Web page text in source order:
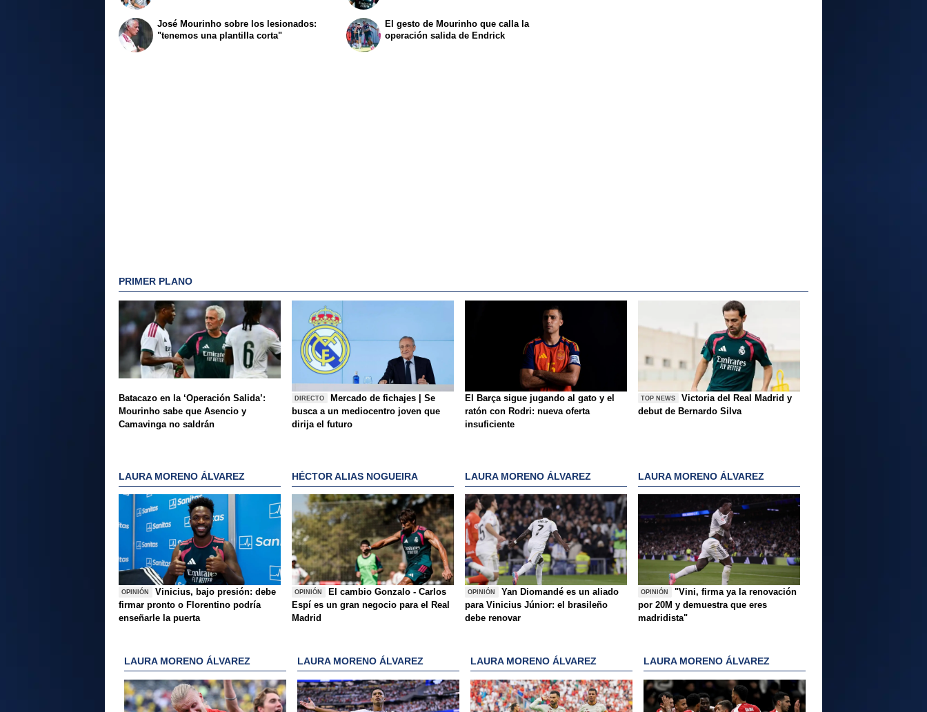
José Mourinho sobre los lesionados:
"tenemos una plantilla corta"
El gesto de Mourinho que calla la
operación salida de Endrick
PRIMER PLANO
Batacazo en la ‘Operación Salida’:
Mourinho sabe que Asencio y
Camavinga no saldrán
DIRECTO
Mercado de fichajes | Se
busca a un mediocentro joven que
dirija el futuro
El Barça sigue jugando al gato y el
ratón con Rodri: nueva oferta
insuficiente
TOP NEWS
Victoria del Real Madrid y
debut de Bernardo Silva
LAURA MORENO ÁLVAREZ
OPINIÓN
Vinicius, bajo presión: debe
firmar pronto o Florentino podría
enseñarle la puerta
HÉCTOR ALIAS NOGUEIRA
OPINIÓN
El cambio Gonzalo - Carlos
Espí es un gran negocio para el Real
Madrid
LAURA MORENO ÁLVAREZ
OPINIÓN
Yan Diomandé es un aliado
para Vinicius Júnior: el brasileño
debe renovar
LAURA MORENO ÁLVAREZ
OPINIÓN
"Vini, firma ya la renovación
por 20M y demuestra que eres
madridista"
LAURA MORENO ÁLVAREZ LAURA MORENO ÁLVAREZ LAURA MORENO ÁLVAREZ LAURA MORENO ÁLVAREZ